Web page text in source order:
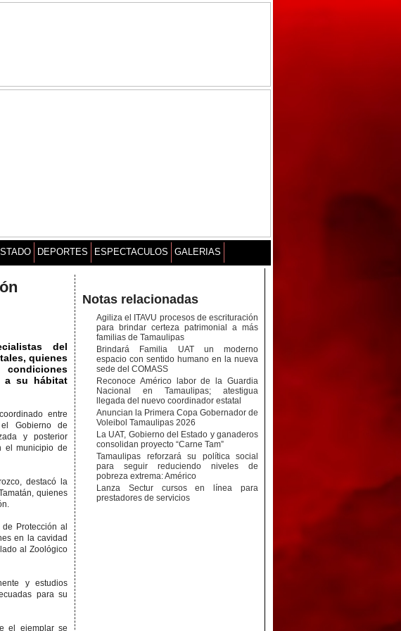
DEPORTES ESPECTACULOS GALERIAS
del
quienes
a su hábitat
entre
el Gobierno de
y posterior
el municipio de
destacó la
quienes
Protección al
en la cavidad
al Zoológico
y estudios
para su
el ejemplar se
Notas relacionadas
Agiliza el ITAVU procesos de escrituración
para brindar certeza patrimonial a más
familias de Tamaulipas
Brindará Familia UAT un moderno
espacio con sentido humano en la nueva
sede del COMASS
Reconoce Américo labor de la Guardia
Nacional en Tamaulipas; atestigua
llegada del nuevo coordinador estatal
Anuncian la Primera Copa Gobernador de
Voleibol Tamaulipas 2026
La UAT, Gobierno del Estado y ganaderos
consolidan proyecto “Carne Tam”
Tamaulipas reforzará su política social
para seguir reduciendo niveles de
pobreza extrema: Américo
Lanza Sectur cursos en línea para
prestadores de servicios